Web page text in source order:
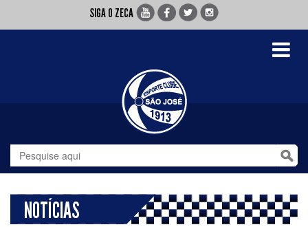
SIGA O ZECA
Toggle
NOTÍCIAS